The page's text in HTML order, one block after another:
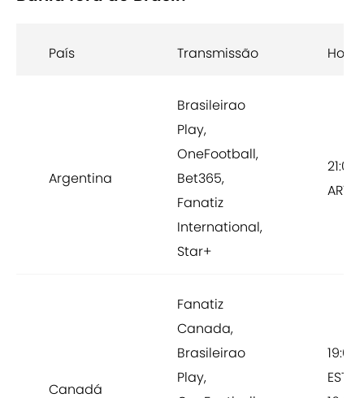
País Transmissão
Argentina
Brasileirao
Play,
OneFootball,
Bet365,
Fanatiz
International,
Star+
21:00
ART
Canadá
Fanatiz
Canada,
Brasileirao
Play,
19:00
EST /